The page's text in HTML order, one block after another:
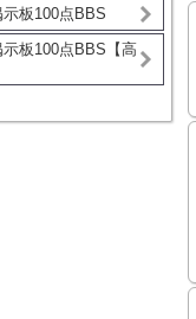
板100点BBS
板100点BBS【高